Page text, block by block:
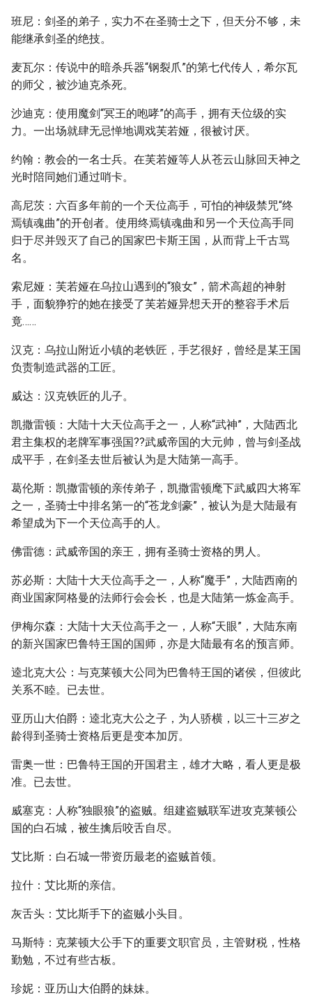
班尼：剑圣的弟子，实力不在圣骑士之下，但天分不够，未
能继承剑圣的绝技。
麦瓦尔：传说中的暗杀兵器“钢裂爪”的第七代传人，希尔瓦
的师父，被沙迪克杀死。
沙迪克：使用魔剑“冥王的咆哮”的高手，拥有天位级的实
力。一出场就肆无忌惮地调戏芙若娅，很被讨厌。
约翰：教会的一名士兵。在芙若娅等人从苍云山脉回天神之
光时陪同她们通过哨卡。
高尼茨：六百多年前的一个天位高手，可怕的神级禁咒“终
焉镇魂曲”的开创者。使用终焉镇魂曲和另一个天位高手同
归于尽并毁灭了自己的国家巴卡斯王国，从而背上千古骂
名。
索尼娅：芙若娅在乌拉山遇到的“狼女”，箭术高超的神射
手，面貌狰狞的她在接受了芙若娅异想天开的整容手术后
竟……
汉克：乌拉山附近小镇的老铁匠，手艺很好，曾经是某王国
负责制造武器的工匠。
威达：汉克铁匠的儿子。
凯撒雷顿：大陆十大天位高手之一，人称“武神”，大陆西北
君主集权的老牌军事强国??武威帝国的大元帅，曾与剑圣战
成平手，在剑圣去世后被认为是大陆第一高手。
葛伦斯：凯撒雷顿的亲传弟子，凯撒雷顿麾下武威四大将军
之一，圣骑士中排名第一的“苍龙剑豪”，被认为是大陆最有
希望成为下一个天位高手的人。
佛雷德：武威帝国的亲王，拥有圣骑士资格的男人。
苏必斯：大陆十大天位高手之一，人称“魔手”，大陆西南的
商业国家阿格曼的法师行会会长，也是大陆第一炼金高手。
伊梅尔森：大陆十大天位高手之一，人称“天眼”，大陆东南
的新兴国家巴鲁特王国的国师，亦是大陆最有名的预言师。
逵北克大公：与克莱顿大公同为巴鲁特王国的诸侯，但彼此
关系不睦。已去世。
亚历山大伯爵：逵北克大公之子，为人骄横，以三十三岁之
龄得到圣骑士资格后更是变本加厉。
雷奥一世：巴鲁特王国的开国君主，雄才大略，看人更是极
准。已去世。
威塞克：人称“独眼狼”的盗贼。组建盗贼联军进攻克莱顿公
国的白石城，被生擒后咬舌自尽。
艾比斯：白石城一带资历最老的盗贼首领。
拉什：艾比斯的亲信。
灰舌头：艾比斯手下的盗贼小头目。
马斯特：克莱顿大公手下的重要文职官员，主管财税，性格
勤勉，不过有些古板。
珍妮：亚历山大伯爵的妹妹。